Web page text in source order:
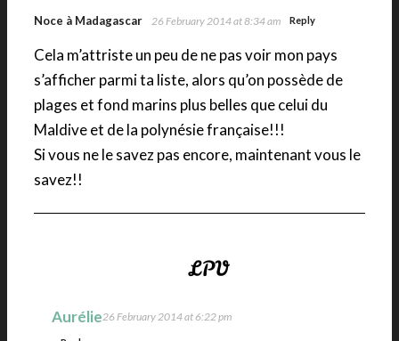
Noce à Madagascar 26 February 2014 at 8:34 am Reply
Cela m’attriste un peu de ne pas voir mon pays
s’afficher parmi ta liste, alors qu’on possède de
plages et fond marins plus belles que celui du
Maldive et de la polynésie française!!!
Si vous ne le savez pas encore, maintenant vous le
savez!!
Aurélie26 February 2014 at 6:22 pm